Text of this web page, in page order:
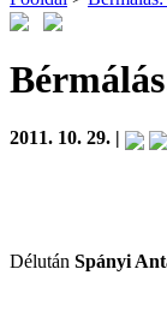
2011. 10. 29. |
Délután Spányi